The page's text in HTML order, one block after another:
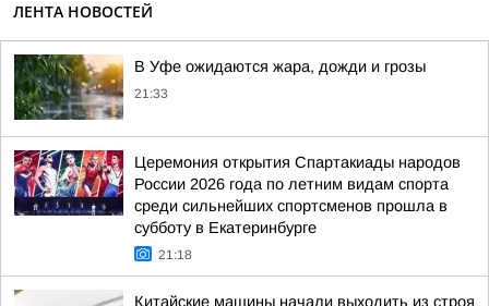
ЛЕНТА НОВОСТЕЙ
В Уфе ожидаются жара, дожди и грозы
21:33
Церемония открытия Спартакиады народов
России 2026 года по летним видам спорта
среди сильнейших спортсменов прошла в
субботу в Екатеринбурге
21:18
Китайские машины начали выходить из строя